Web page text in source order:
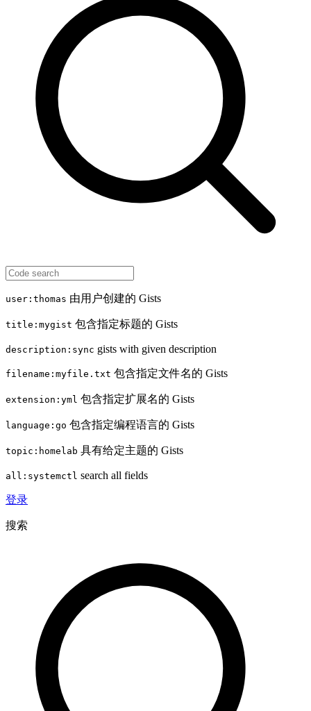
user:thomas 由用户创建的 Gists
title:mygist 包含指定标题的 Gists
description:sync gists with given description
filename:myfile.txt 包含指定文件名的 Gists
extension:yml 包含指定扩展名的 Gists
language:go 包含指定编程语言的 Gists
topic:homelab 具有给定主题的 Gists
all:systemctl search all fields
登录
搜索